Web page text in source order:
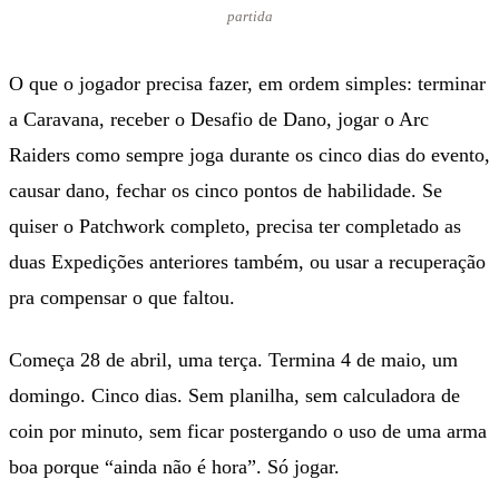
partida
O que o jogador precisa fazer, em ordem simples: terminar
a Caravana, receber o Desafio de Dano, jogar o Arc
Raiders como sempre joga durante os cinco dias do evento,
causar dano, fechar os cinco pontos de habilidade. Se
quiser o Patchwork completo, precisa ter completado as
duas Expedições anteriores também, ou usar a recuperação
pra compensar o que faltou.
Começa 28 de abril, uma terça. Termina 4 de maio, um
domingo. Cinco dias. Sem planilha, sem calculadora de
coin por minuto, sem ficar postergando o uso de uma arma
boa porque “ainda não é hora”. Só jogar.